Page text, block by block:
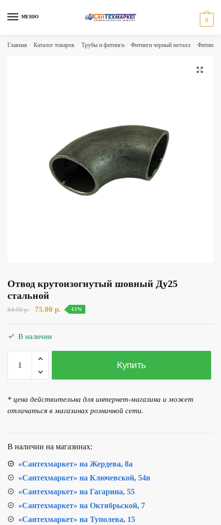
МЕНЮ
0
Главная Каталог товаров Трубы и фитинги Фитинги черный металл Фитинги
🔍
Отвод крутоизогнутый шовный Ду25
стальной
84.00р.
Первоначальная
75.00 р. Текущая
-11%
В наличии
Количество
товара
Отвод
шовный
Ду25
Купить
* цена действительна для интернет-магазина и может
отличаться в магазинах розничной сети.
В наличии на магазинах:
«Сантехмаркет» на Жердева, 8а
«Сантехмаркет» на Ключевской, 54в
«Сантехмаркет» на Гагарина, 55
«Сантехмаркет» на Октябрьской, 7
«Сантехмаркет» на Туполева, 15